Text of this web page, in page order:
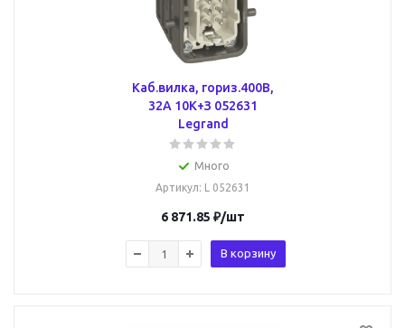
Каб.вилка, гориз.400В,
32А 10К+З 052631
Legrand
Много
Артикул: L 052631
6 871.85 ₽/шт
В корзину